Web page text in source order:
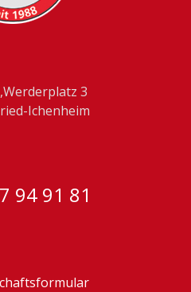
,Werderplatz 3
Ichenheim
94 91 81